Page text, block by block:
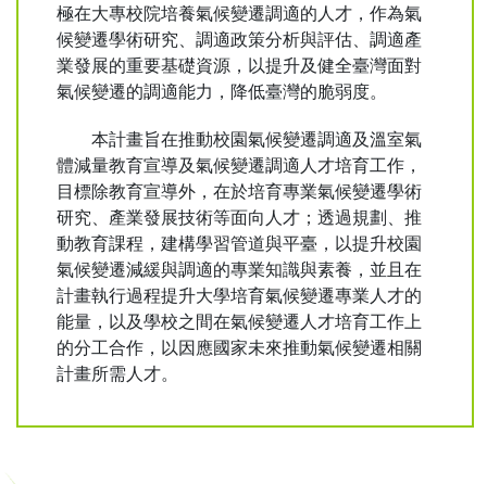
極在大專校院培養氣候變遷調適的人才，作為氣
候變遷學術研究、調適政策分析與評估、調適產
業發展的重要基礎資源，以提升及健全臺灣面對
氣候變遷的調適能力，降低臺灣的脆弱度。
本計畫旨在推動校園氣候變遷調適及溫室氣
體減量教育宣導及氣候變遷調適人才培育工作，
目標除教育宣導外，在於培育專業氣候變遷學術
研究、產業發展技術等面向人才；透過規劃、推
動教育課程，建構學習管道與平臺，以提升校園
氣候變遷減緩與調適的專業知識與素養，並且在
計畫執行過程提升大學培育氣候變遷專業人才的
能量，以及學校之間在氣候變遷人才培育工作上
的分工合作，以因應國家未來推動氣候變遷相關
計畫所需人才。